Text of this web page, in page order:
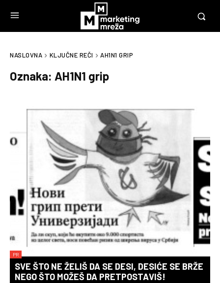
NASLOVNA KLJUČNE REČI AH1N1 GRIP
Oznaka: AH1N1 grip
PR
SVE ŠTO NE ŽELIŠ DA SE DESI, DESIĆE SE BRŽE
NEGO ŠTO MOŽEŠ DA PRETPOSTAVIŠ!